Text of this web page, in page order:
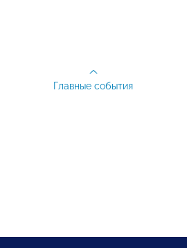
Главные события